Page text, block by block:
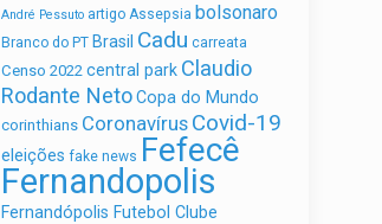
André Pessuto artigo Assepsia bolsonaro
Branco do PT Brasil Cadu carreata
Censo 2022 central park Claudio
Rodante Neto Copa do Mundo
corinthians Coronavírus Covid-19
eleições fake news Fefecê
Fernandopolis
Fernandópolis Futebol Clube